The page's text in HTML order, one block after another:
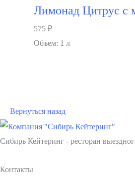
Лимонад Цитрус с
575 ₽
Объем: 1 л
Вернуться назад
Сибирь Кейтеринг - ресторан
Контакты